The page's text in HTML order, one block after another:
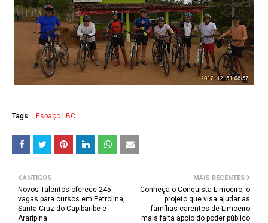
Tags: Espaço LBC
MAIS RECENTES
Conheça o Conquista Limoeiro, o
projeto que visa ajudar as
famílias carentes de Limoeiro
mais falta apoio do poder público
ANTIGOS
Novos Talentos oferece 245
vagas para cursos em Petrolina,
Santa Cruz do Capibaribe e
Araripina